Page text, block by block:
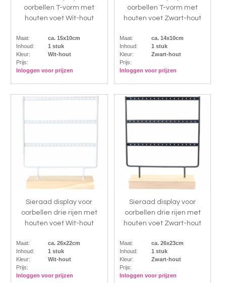
oorbellen T-vorm met
houten voet Wit-hout
Maat:
ca. 15x10cm
Inhoud:
1 stuk
Kleur:
Wit-hout
Prijs:
Inloggen voor prijzen
oorbellen T-vorm met
houten voet Zwart-hout
Maat:
ca. 14x10cm
Inhoud:
1 stuk
Kleur:
Zwart-hout
Prijs:
Inloggen voor prijzen
Sieraad display voor
oorbellen drie rijen met
houten voet Wit-hout
Maat:
ca. 26x22cm
Inhoud:
1 stuk
Kleur:
Wit-hout
Prijs:
Inloggen voor prijzen
Sieraad display voor
oorbellen drie rijen met
houten voet Zwart-hout
Maat:
ca. 26x23cm
Inhoud:
1 stuk
Kleur:
Zwart-hout
Prijs:
Inloggen voor prijzen